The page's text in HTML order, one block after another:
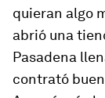
quieran algo
abrió una
Pasadena
contrató